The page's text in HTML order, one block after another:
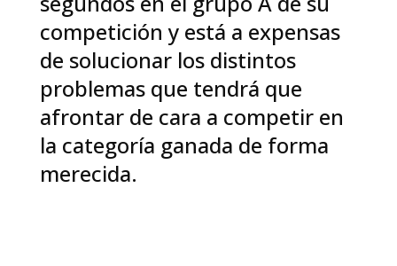
competición y está a expensas
de solucionar los distintos
problemas que tendrá que
afrontar de cara a competir en
la categoría ganada de forma
merecida.